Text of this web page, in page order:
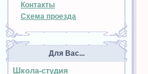
Контакты
Схема проезда
Для Вас...
Школа-студия